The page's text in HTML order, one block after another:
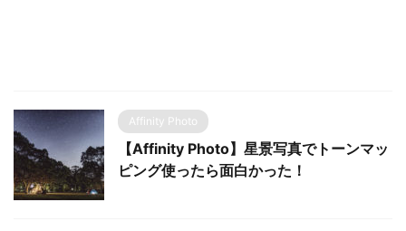
Affinity Photo
【Affinity Photo】星景写真でトーンマッ
ピング使ったら面白かった！